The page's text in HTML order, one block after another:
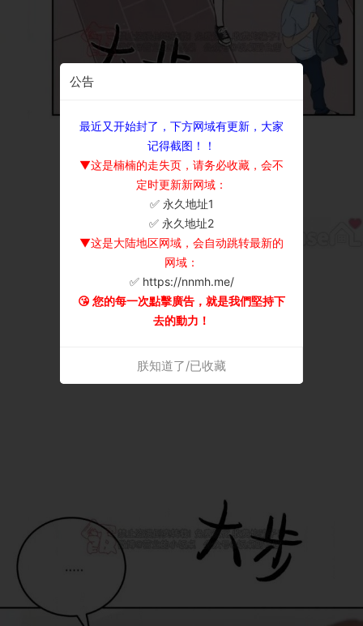
公告
最近又开始封了，下方网域有更新，大家
记得截图！！
▼这是楠楠的走失页，请务必收藏，会不
定时更新新网域：
✅ 永久地址1
✅ 永久地址2
▼这是大陆地区网域，会自动跳转最新的
网域：
✅ https://nnmh.me/
😘 您的每一次點擊廣告，就是我們堅持下
去的動力！
朕知道了/已收藏